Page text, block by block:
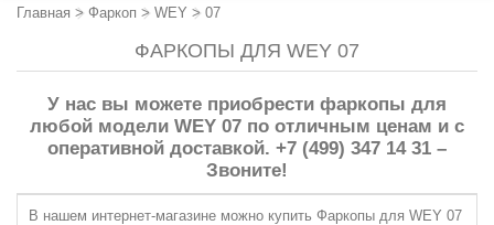
Главная > Фаркоп > WEY > 07
ФАРКОПЫ ДЛЯ WEY 07
У нас вы можете приобрести фаркопы для
любой модели WEY 07 по отличным ценам и с
оперативной доставкой. +7 (499) 347 14 31 –
Звоните!
В нашем интернет-магазине можно купить Фаркопы для WEY 07